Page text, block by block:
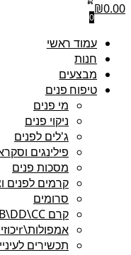
₪0.00
0
עמוד ראשי
חנות
מבצעים
טיפוח פנים
מי פנים
ניקוי פנים
ג'לים לפנים
פילינגים
מסכות פנים
קרמים לפנים
סרומים
קרם BB\DD\CC
אמפולות\rיכוזים
תכשירים